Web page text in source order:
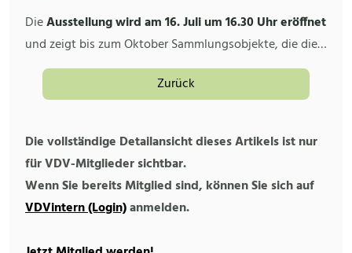
DieAusstellung wird am 16. Juli um 16.30 Uhr eröffnet
und zeigt bis zum Oktober Sammlungsobjekte, die die…
Zurück
Die vollständige Detailansicht dieses Artikels ist nur
für VDV-Mitglieder sichtbar.
Wenn Sie bereits Mitglied sind, können Sie sich auf
VDVintern (Login)anmelden.